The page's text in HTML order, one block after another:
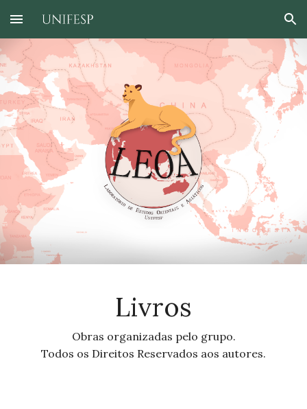
Skip to main content Skip to navigation
Livros
Obras organizadas pelo grupo.
Todos os Direitos Reservados aos autores.